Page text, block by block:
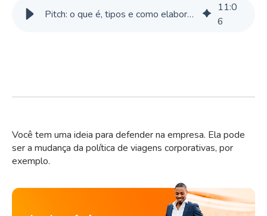
Pitch: o que é, tipos e como elaborar o seu
11:0
6
Você tem uma ideia para defender na empresa. Ela pode
ser a mudança da política de viagens corporativas, por
exemplo.